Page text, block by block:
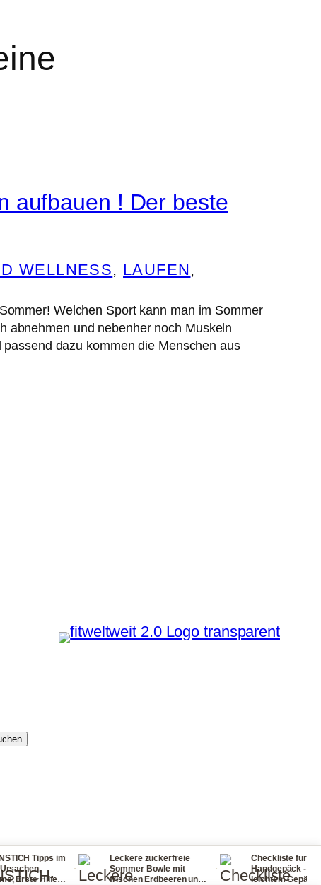
aufbauen ! Der beste
WELLNESS, LAUFEN
Welchen Sport kann man im Sommer
abnehmen und nebenher noch Muskeln
dazu kommen die Menschen aus
im
·
Leckere zuckerfreie
Sommer Bowle mit
frischen Erdbeeren und
·
Checkliste für dein
Handgepäck - reisen mit
leichtem Gepäck! So